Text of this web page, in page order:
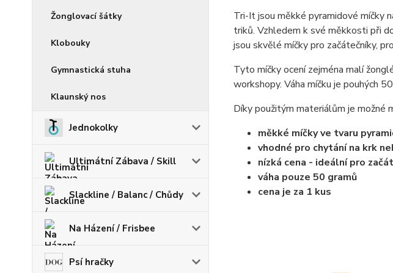
Žonglovací šátky
Klobouky
Gymnastická stuha
Klaunský nos
Jednokolky
Ultimátní Zábava / Skill
Slackline / Balanc / Chůdy
Na Házení / Frisbee
Psí hračky
Tri-It jsou měkké pyramidové míčky
triků. Vzhledem k své měkkosti při
jsou skvělé míčky pro začátečníky,
Tyto míčky ocení zejména malí
workshopy. Váha míčku je pouhých
Díky použitým materiálům je možné
měkké míčky ve tvaru
vhodné pro chytání na krk
nízká cena - ideální pro
váha pouze 50 gramů
cena je za 1 kus